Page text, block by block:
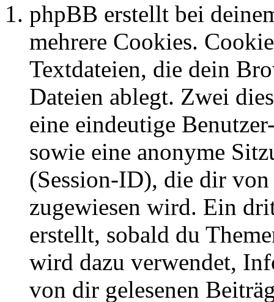
phpBB erstellt bei
mehrere Cookies.
Textdateien, die dein
Dateien ablegt. Zwei
eine eindeutige
sowie eine anonyme
(Session-ID), die dir
zugewiesen wird. Ein
erstellt, sobald du
wird dazu verwendet,
von dir gelesenen